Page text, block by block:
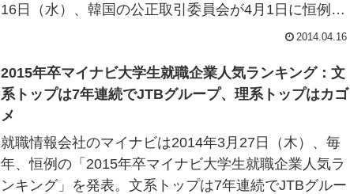
16日（水）、韓国の公正取引委員会が4月1日に恒例の
大企業グループ資産規模ランキング（相互出...2014.04.16
2015年卒マイナビ大学生就職企業人気ランキング：文
系トップは7年連続でJTBグループ、理系トップはカゴ
メ
就職情報会社のマイナビは2014年3月27日（木）、毎
年、恒例の「2015年卒マイナビ大学生就職企業人気ラ
ンキング」を発表。文系トップは7年連続でJTBグルー